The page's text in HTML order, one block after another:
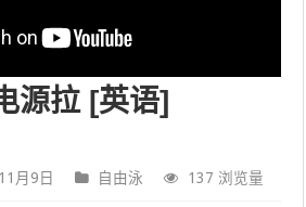
源拉 [英语]
月9日 自由泳 137 浏览量